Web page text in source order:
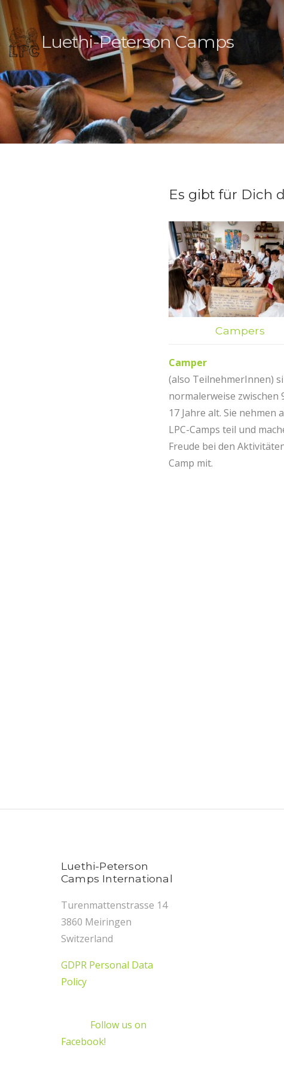
Luethi-Peterson Camps
Es gibt für Dich
Campers
Camper
(also TeilnehmerInnen)
normalerweise zwischen
17 Jahre alt. Sie nehmen
LPC-Camps teil und
Freude bei den
Camp mit.
Luethi-Peterson
Camps International
Turenmattenstrasse 14
3860 Meiringen
Switzerland
GDPR Personal Data
Policy
Follow us on
Facebook!